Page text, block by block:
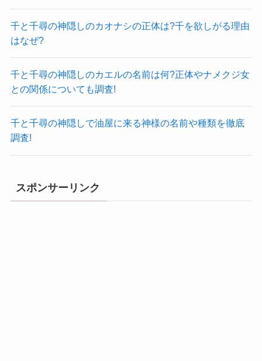
千と千尋の神隠しのカオナシの正体は?千を欲しがる理由
はなぜ?
千と千尋の神隠しのカエルの名前は何?正体やナメクジ女
との関係についても調査!
千と千尋の神隠しで油屋に来る神様の名前や種類を徹底
調査!
スポンサーリンク